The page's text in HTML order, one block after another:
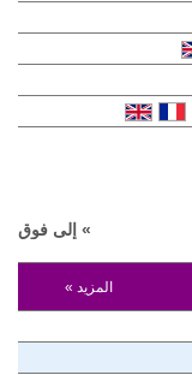
» إلى فوق
المزيد »